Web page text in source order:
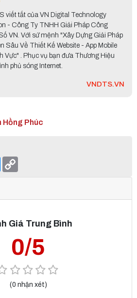
viết tắt của VN Digital Technology
- Công Ty TNHH Giải Pháp Công
VN. Với sứ mệnh "Xây Dựng Giải Pháp
Sâu Về Thiết Kế Website - App Mobile
Vực" . Phục vụ bạn đưa Thương Hiệu
phủ sóng Internet.
VNDTS.VN
Hồng Phúc
Messenger
Giá Trung Bình
0/5
(0 nhận xét)